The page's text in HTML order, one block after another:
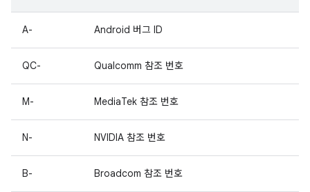
A- Android 버그 ID
QC- Qualcomm 참조 번호
M- MediaTek 참조 번호
N- NVIDIA 참조 번호
B- Broadcom 참조 번호